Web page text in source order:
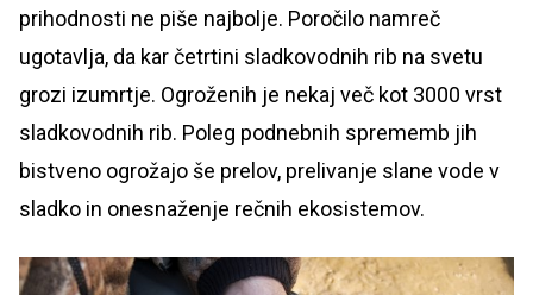
prihodnosti ne piše najbolje. Poročilo namreč
ugotavlja, da kar četrtini sladkovodnih rib na svetu
grozi izumrtje. Ogroženih je nekaj več kot 3000 vrst
sladkovodnih rib. Poleg podnebnih sprememb jih
bistveno ogrožajo še prelov, prelivanje slane vode v
sladko in onesnaženje rečnih ekosistemov.